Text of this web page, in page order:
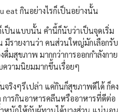
กินอย่างไรก็เป็นอย่างนั้น
นแบบนั้น คำนี้ก็นับว่าเป็นจุดเริ่ม
รายงานว่า คนส่วนใหญ่มักเลือกรับ
มสุขภาพ มากกว่าการออกกำลังกาย
วามนิยมมากขึ้นเรื่อยๆ
ๆรึเปล่า แค่กินก็สุขภาพดีได้ ก็คง
ารกินอาหารคลีนหรืออาหารที่ดีต่อ